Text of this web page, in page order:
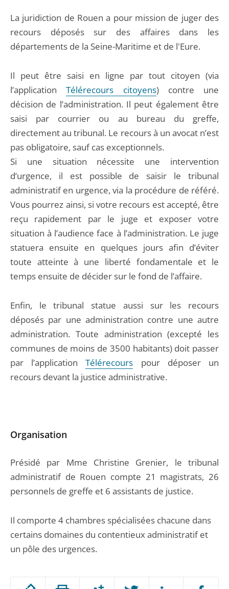
Passer
La juridiction de Rouen a pour mission de juger des
recours déposés sur des affaires dans les
départements de la Seine-Maritime et de l'Eure.
Il peut être saisi en ligne par tout citoyen (via
l’applicationTélérecours citoyens) contre une
décision de l’administration. Il peut également être
saisi par courrier ou au bureau du greffe,
directement au tribunal. Le recours à un avocat n’est
pas obligatoire, sauf cas exceptionnels.
Si une situation nécessite une intervention
d’urgence, il est possible de saisir le tribunal
administratif en urgence, via la procédure de référé.
Vous pourrez ainsi, si votre recours est accepté, être
reçu rapidement par le juge et exposer votre
situation à l’audience face à l’administration. Le juge
statuera ensuite en quelques jours afin d’éviter
toute atteinte à une liberté fondamentale et le
temps ensuite de décider sur le fond de l’affaire.
Enfin, le tribunal statue aussi sur les recours
déposés par une administration contre une autre
administration. Toute administration (excepté les
communes de moins de 3500 habitants) doit passer
par l’applicationTélérecours pour déposer un
recours devant la justice administrative.
Organisation
Présidé par Mme Christine Grenier, le tribunal
administratif de Rouen compte 21 magistrats, 26
personnels de greffe et 6 assistants de justice.
Il comporte 4 chambres spécialisées chacune dans
certains domaines du contentieux administratif et
un pôle des urgences.